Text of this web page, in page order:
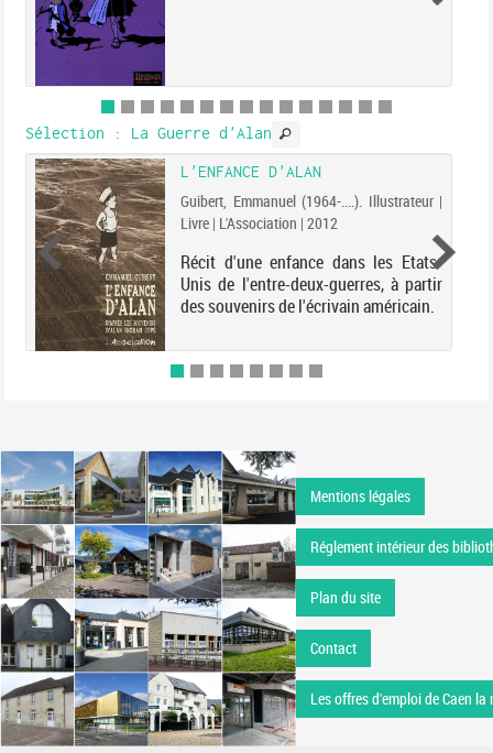
Sélection : La Guerre d'Alan
L'ENFANCE D'ALAN
Guibert, Emmanuel (1964-....). Illustrateur |
Livre | L'Association | 2012
Récit d'une enfance dans les Etats-
Unis de l'entre-deux-guerres, à partir
des souvenirs de l'écrivain américain.
Mentions légales
Réglement intérieur des
Plan du site
Contact
Les offres d'emploi de Caen la